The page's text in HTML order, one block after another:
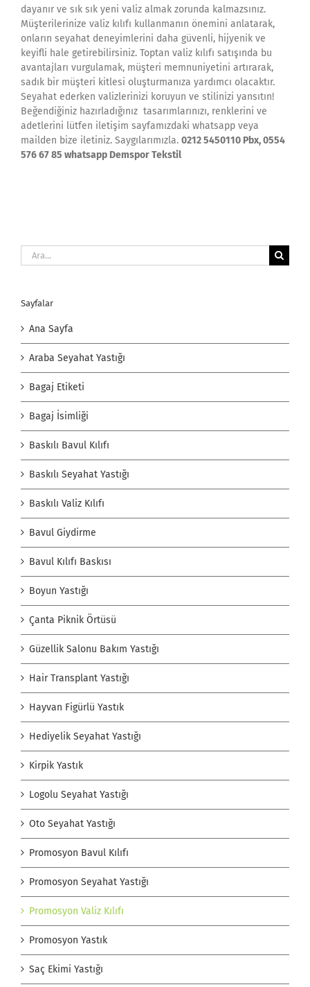
dayanır ve sık sık yeni valiz almak zorunda kalmazsınız.
Müşterilerinize valiz kılıfı kullanmanın önemini anlatarak,
onların seyahat deneyimlerini daha güvenli, hijyenik ve
keyifli hale getirebilirsiniz. Toptan valiz kılıfı satışında bu
avantajları vurgulamak, müşteri memnuniyetini artırarak,
sadık bir müşteri kitlesi oluşturmanıza yardımcı olacaktır.
Seyahat ederken valizlerinizi koruyun ve stilinizi yansıtın!
Beğendiğiniz hazırladığınız tasarımlarınızı, renklerini ve
adetlerini lütfen iletişim sayfamızdaki whatsapp veya
mailden bize iletiniz. Saygılarımızla. 0212 5450110 Pbx, 0554
576 67 85 whatsapp Demspor Tekstil
Ara:
Sayfalar
Ana Sayfa
Araba Seyahat Yastığı
Bagaj Etiketi
Bagaj İsimliği
Baskılı Bavul Kılıfı
Baskılı Seyahat Yastığı
Baskılı Valiz Kılıfı
Bavul Giydirme
Bavul Kılıfı Baskısı
Boyun Yastığı
Çanta Piknik Örtüsü
Güzellik Salonu Bakım Yastığı
Hair Transplant Yastığı
Hayvan Figürlü Yastık
Hediyelik Seyahat Yastığı
Kirpik Yastık
Logolu Seyahat Yastığı
Oto Seyahat Yastığı
Promosyon Bavul Kılıfı
Promosyon Seyahat Yastığı
Promosyon Valiz Kılıfı
Promosyon Yastık
Saç Ekimi Yastığı